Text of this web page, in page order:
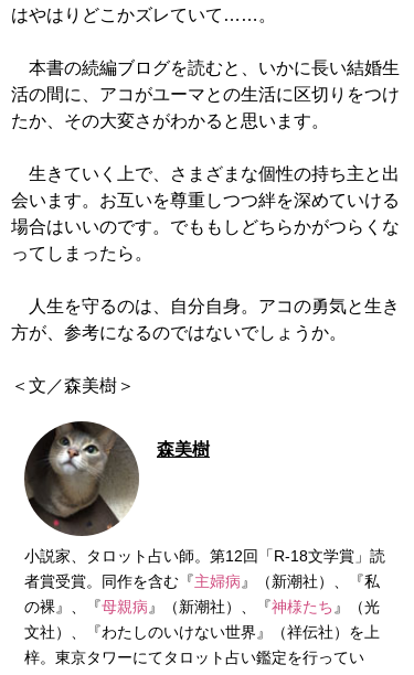
はやはりどこかズレていて……。
本書の続編ブログを読むと、いかに長い結婚生
活の間に、アコがユーマとの生活に区切りをつけ
たか、その大変さがわかると思います。
生きていく上で、さまざまな個性の持ち主と出
会います。お互いを尊重しつつ絆を深めていける
場合はいいのです。でももしどちらかがつらくな
ってしまったら。
人生を守るのは、自分自身。アコの勇気と生き
方が、参考になるのではないでしょうか。
＜文／森美樹＞
森美樹
小説家、タロット占い師。第12回「R-18文学賞」読
者賞受賞。同作を含む『主婦病』（新潮社）、『私
の裸』、『母親病』（新潮社）、『神様たち』（光
文社）、『わたしのいけない世界』（祥伝社）を上
梓。東京タワーにてタロット占い鑑定を行ってい